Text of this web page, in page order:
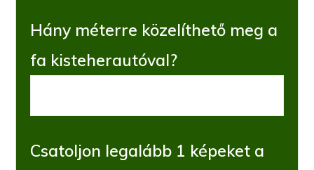
Hány méterre közelíthető meg a
fa kisteherautóval?
Csatoljon legalább 1 képeket a